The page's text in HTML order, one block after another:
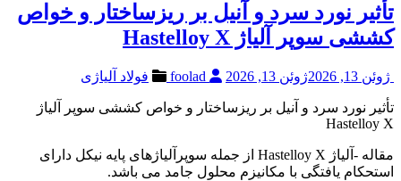
تأثیر نورد سرد و آنیل بر ریزساختار و خواص
کششی سوپر آلیاژ Hastelloy X
ژوئن 13, 2026 ژوئن 13, 2026 فولاد آلیاژی
تأثیر نورد سرد و آنیل بر ریزساختار و خواص کششی سوپر آلیاژ
Hastelloy X
مقاله -آلیاژ Hastelloy X از جمله سوپرآلیاژهای پایه نیکل دارای
استحکام یافتگی با مکانیزم محلول جامد می باشد.